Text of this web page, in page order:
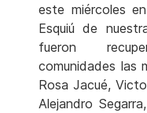
este miércoles
Esquiú de
fueron
comunidades las
Rosa Jacué,
Alejandro